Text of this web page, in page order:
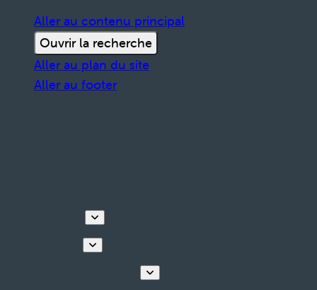
Aller au contenu principal
Ouvrir la recherche
Aller au plan du site
Aller au footer